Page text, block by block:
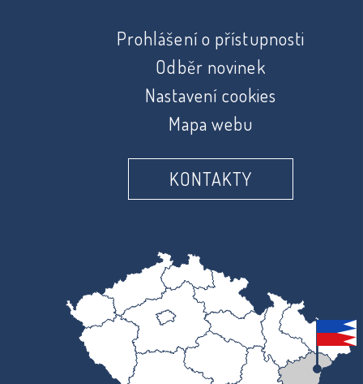
Prohlášení o přístupnosti
Odběr novinek
Nastavení cookies
Mapa webu
KONTAKTY